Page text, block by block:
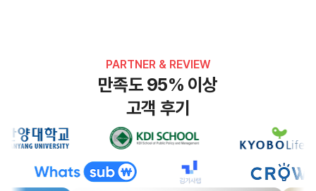
PARTNER & REVIEW
만족도 95% 이상
고객 후기